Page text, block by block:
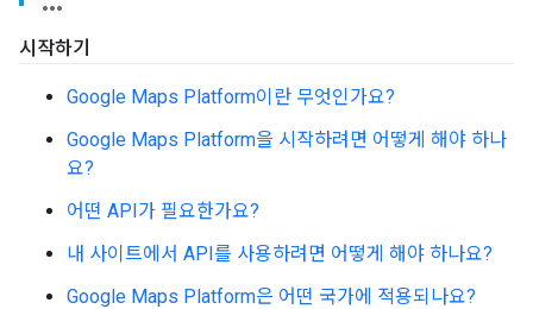
시작하기
Google Maps Platform이란 무엇인가요?
Google Maps Platform을 시작하려면 어떻게 해야 하나
요?
어떤 API가 필요한가요?
내 사이트에서 API를 사용하려면 어떻게 해야 하나요?
Google Maps Platform은 어떤 국가에 적용되나요?